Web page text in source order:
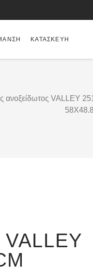
ΚΑΤΑΣΚΕΥΉ
ανοξείδωτος VALLEY